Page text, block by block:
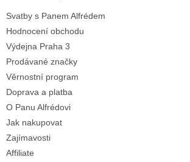
Svatby s Panem Alfrédem
Hodnocení obchodu
Výdejna Praha 3
Prodávané značky
Věrnostní program
Doprava a platba
O Panu Alfrédovi
Jak nakupovat
Zajímavosti
Affiliate